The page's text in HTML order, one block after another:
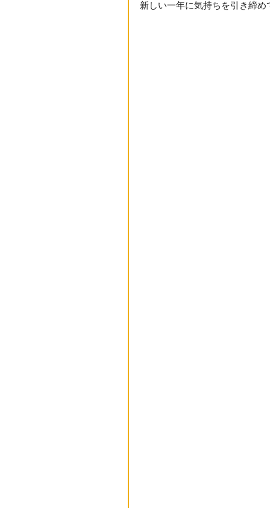
新しい一年に気持ちを引き締め